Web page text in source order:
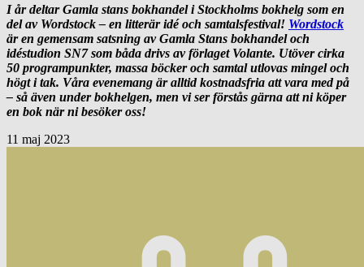
I år deltar Gamla stans bokhandel i Stockholms bokhelg som en
del av Wordstock – en litterär idé och samtalsfestival! Wordstock
är en gemensam satsning av Gamla Stans bokhandel och
idéstudion SN7 som båda drivs av förlaget Volante. Utöver cirka
50 programpunkter, massa böcker och samtal utlovas mingel och
högt i tak. Våra evenemang är alltid kostnadsfria att vara med på
– så även under bokhelgen, men vi ser förstås gärna att ni köper
en bok när ni besöker oss!
11 maj 2023